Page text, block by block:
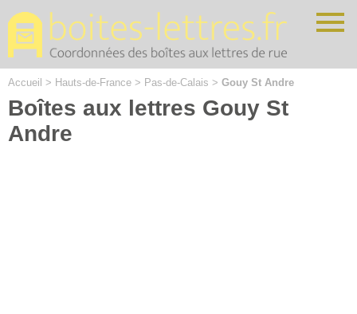
Accueil > Hauts-de-France > Pas-de-Calais > Gouy St Andre
Boîtes aux lettres Gouy St
Andre